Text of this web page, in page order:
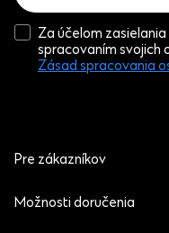
Za účelom
spracovaním svojich
Zásad spracovania
Pre zákazníkov
Možnosti doručenia